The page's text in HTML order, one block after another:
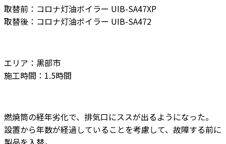
取替前：コロナ灯油ボイラー UIB-SA47XP
取替後：コロナ灯油ボイラー UIB-SA472
エリア：黒部市
施工時間：1.5時間
燃焼筒の経年劣化で、排気口にススが出るようになった。
設置から年数が経過していることを考慮して、故障する前に